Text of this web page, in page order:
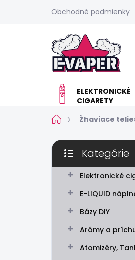
Obchodné podmienky
ELEKTRONICKÉ
CIGARETY
DomovŽhaviace
B
č
Preskočiť
kategórie
Kategórie
Elektronické
E-LIQUID
Bázy DIY
Arómy a
Atomizéry,